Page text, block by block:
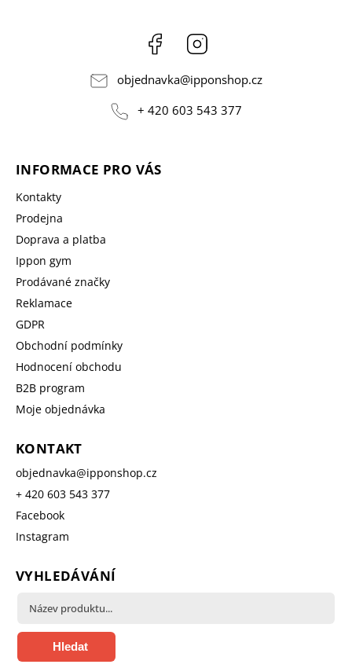
Facebook
objednavka@ipponshop.cz
+ 420 603 543 377
INFORMACE PRO VÁS
Kontakty
Prodejna
Doprava a platba
Ippon gym
Prodávané značky
Reklamace
GDPR
Obchodní podmínky
Hodnocení obchodu
B2B program
Moje objednávka
KONTAKT
objednavka@ipponshop.cz
+ 420 603 543 377
Facebook
Instagram
VYHLEDÁVÁNÍ
Hledat